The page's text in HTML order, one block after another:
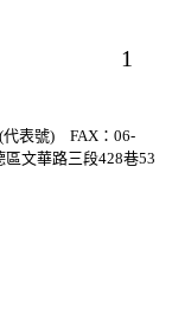
1
代表號) FAX：06-
文華路三段428巷53